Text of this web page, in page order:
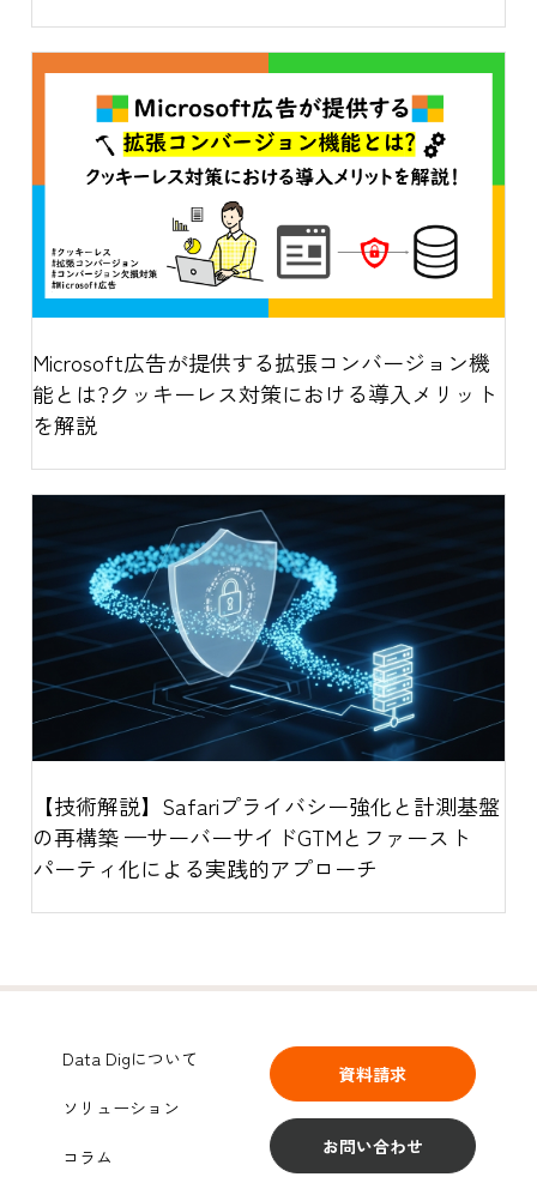
Microsoft広告が提供する拡張コンバージョン機
能とは?クッキーレス対策における導入メリット
を解説
【技術解説】Safariプライバシー強化と計測基盤
の再構築 —サーバーサイドGTMとファースト
パーティ化による実践的アプローチ
Data Digについて
ソリューション
コラム
資料請求
お問い合わせ